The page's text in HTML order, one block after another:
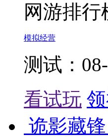
网游排行
模拟经营
测试：
看试玩
诡影藏锋